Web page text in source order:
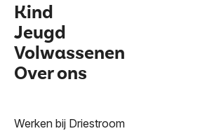
Kind
Jeugd
Volwassenen
Over ons
Werken bij Driestroom